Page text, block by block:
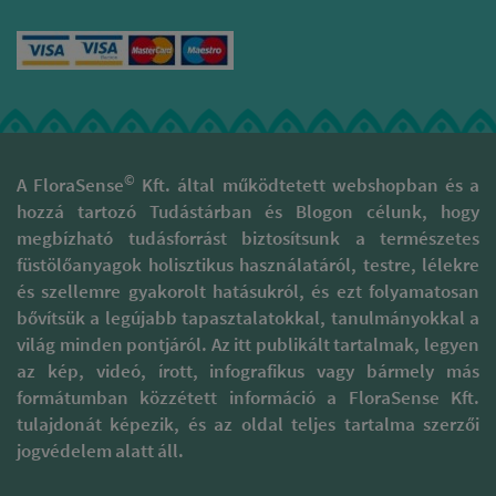
tisztelettel járnak el, hogy az
illatok valódi minőségét
megóvják. Támogatják a
hagyományokkal rendelkező
területek fenntartását és
füstölőpálcikáik különböznek
a piaci forgalomban
megtalálható szagosított
pálcáktól, melyek 95 %-a
folyékony szintetikus
parfümbe és illatanyagba
mártott szénalapú pálcika.
Ezzel szemben prémium
füstölőpálcikáikat kizárólag
természetes alapanyagok
felhasználásával készítik. Ezt a
csomagoláson megtalálható
minősítések is tanúsítják,
például a „100% Natural”,
A FloraSense© Kft. által működtetett webshopban és a
hozzá tartozó Tudástárban és Blogon célunk, hogy
megbízható tudásforrást biztosítsunk a természetes
füstölőanyagok holisztikus használatáról, testre, lélekre
és szellemre gyakorolt hatásukról, és ezt folyamatosan
bővítsük a legújabb tapasztalatokkal, tanulmányokkal a
világ minden pontjáról. Az itt publikált tartalmak, legyen
az kép, videó, írott, infografikus vagy bármely más
formátumban közzétett információ a FloraSense Kft.
tulajdonát képezik, és az oldal teljes tartalma szerzői
jogvédelem alatt áll.